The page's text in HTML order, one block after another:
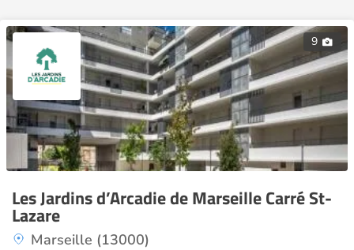
9
Les Jardins d’Arcadie de Marseille Carré St-
Lazare
Marseille (13000)